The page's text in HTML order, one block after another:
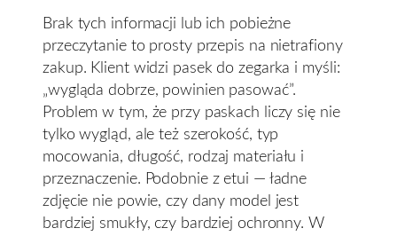
Brak tych informacji lub ich pobieżne
przeczytanie to prosty przepis na nietrafiony
zakup. Klient widzi pasek do zegarka i myśli:
„wygląda dobrze, powinien pasować”.
Problem w tym, że przy paskach liczy się nie
tylko wygląd, ale też szerokość, typ
mocowania, długość, rodzaj materiału i
przeznaczenie. Podobnie z etui — ładne
zdjęcie nie powie, czy dany model jest
bardziej smukły, czy bardziej ochronny. W